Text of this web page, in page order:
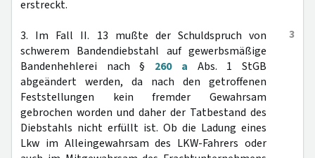
erstreckt.
3
3. Im Fall II. 13 mußte der Schuldspruch von
schwerem Bandendiebstahl auf gewerbsmäßige
Bandenhehlerei nach § 260 a Abs. 1 StGB
abgeändert werden, da nach den getroffenen
Feststellungen kein fremder Gewahrsam
gebrochen worden und daher der Tatbestand des
Diebstahls nicht erfüllt ist. Ob die Ladung eines
Lkw im Alleingewahrsam des LKW-Fahrers oder